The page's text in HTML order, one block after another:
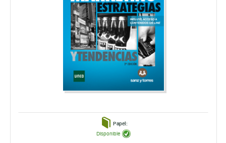
Papel:
Disponible